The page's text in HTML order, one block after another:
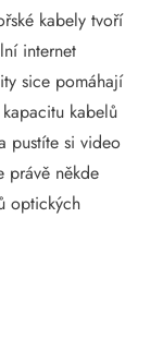
kabely tvoří
internet
sice pomáhají
kabelů
pustíte si video
právě někde
optických